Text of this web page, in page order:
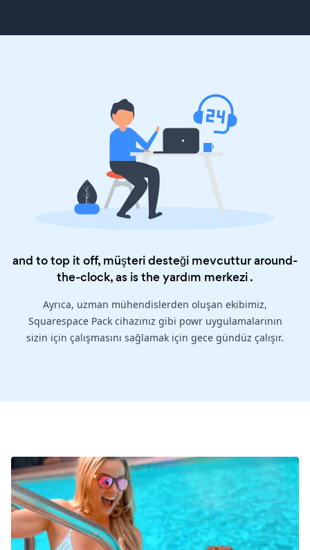
and to top it off, müşteri desteği mevcuttur around-
the-clock, as is theyardım merkezi.
Ayrıca, uzman mühendislerden oluşan ekibimiz,
Squarespace Pack cihazınız gibi powr uygulamalarının
sizin için çalışmasını sağlamak için gece gündüz çalışır.